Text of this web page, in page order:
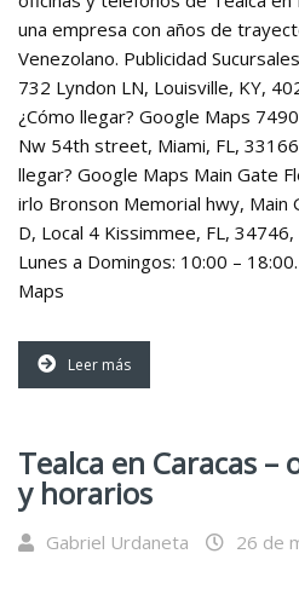
una empresa con años de
Venezolano. Publicidad
732 Lyndon LN, Louisville, KY,
¿Cómo llegar? Google Maps
Nw 54th street, Miami, FL,
llegar? Google Maps Main Gate
irlo Bronson Memorial hwy, Main
D, Local 4 Kissimmee, FL,
Lunes a Domingos: 10:00 –
Maps
Leer más
Tealca en Caracas
y horarios
Gabriel Urdaneta 26 de